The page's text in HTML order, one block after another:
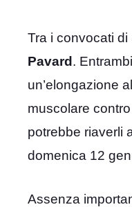
Tra i convocati
Pavard .
un’elongazione
muscolare
potrebbe riaverli
domenica 12
Assenza